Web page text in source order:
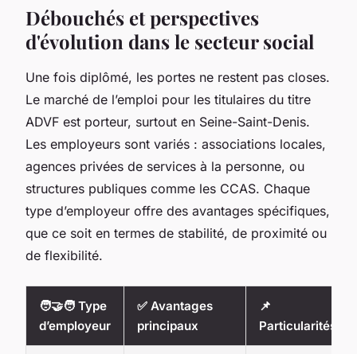
Débouchés et perspectives
d'évolution dans le secteur social
Une fois diplômé, les portes ne restent pas closes.
Le marché de l’emploi pour les titulaires du titre
ADVF est porteur, surtout en Seine-Saint-Denis.
Les employeurs sont variés : associations locales,
agences privées de services à la personne, ou
structures publiques comme les CCAS. Chaque
type d’employeur offre des avantages spécifiques,
que ce soit en termes de stabilité, de proximité ou
de flexibilité.
🧑‍🤝‍🧑 Type
d’employeur
✅ Avantages
principaux
📌
Particularités